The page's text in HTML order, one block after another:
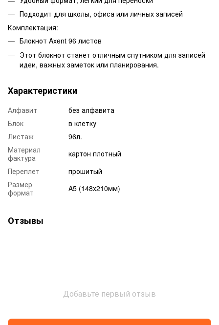
Подходит для школы, офиса или личных записей
Комплектация:
Блокнот Axent 96 листов
Этот блокнот станет отличным спутником для записей
идеи, важных заметок или планирования.
Характеристики
Алфавит
без алфавита
Блок
в клетку
Листаж
96л.
Материал
фактура
картон плотный
Переплет
прошитый
Размер
формат
A5 (148х210мм)
Отзывы
Добавьте первый отзыв